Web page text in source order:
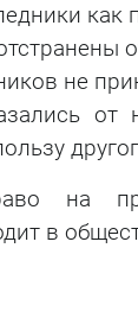
не
на
в